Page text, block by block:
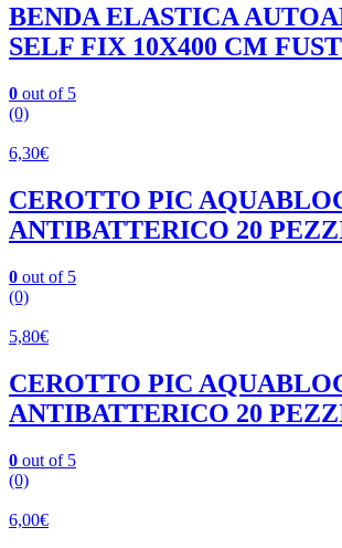
BENDA ELASTICA
SELF FIX 10X400 CM
0 out of 5
(0)
6,30€
CEROTTO PIC
ANTIBATTERICO 20
0 out of 5
(0)
5,80€
CEROTTO PIC
ANTIBATTERICO 20
0 out of 5
(0)
6,00€